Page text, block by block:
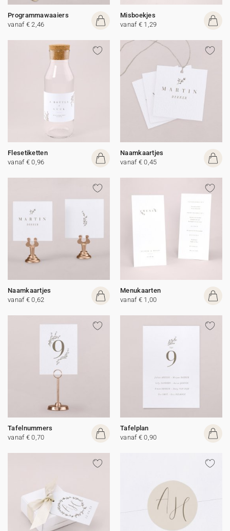
Programmawaaiers
vanaf € 2,46
Misboekjes
vanaf € 1,29
Flesetiketten
vanaf € 0,96
Naamkaartjes
vanaf € 0,45
Naamkaartjes
vanaf € 0,62
Menukaarten
vanaf € 1,00
Tafelnummers
vanaf € 0,70
Tafelplan
vanaf € 0,90